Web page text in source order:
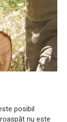
posibil
nu este